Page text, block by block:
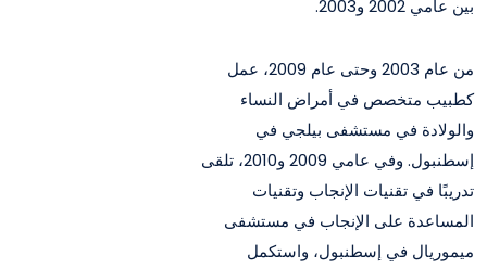
بين عامي 2002 و2003.
من عام 2003 وحتى عام 2009، عمل
كطبيب متخصص في أمراض النساء
والولادة في مستشفى بيلجي في
إسطنبول. وفي عامي 2009 و2010، تلقى
تدريبًا في تقنيات الإنجاب وتقنيات
المساعدة على الإنجاب في مستشفى
ميموريال في إسطنبول، واستكمل